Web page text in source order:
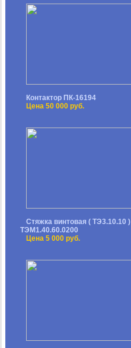
Контактор ПК-16194
Цена 50 000 руб.
Стяжка винтовая ( ТЭ3.10.10 )
ТЭМ1.40.60.0200
Цена 5 000 руб.